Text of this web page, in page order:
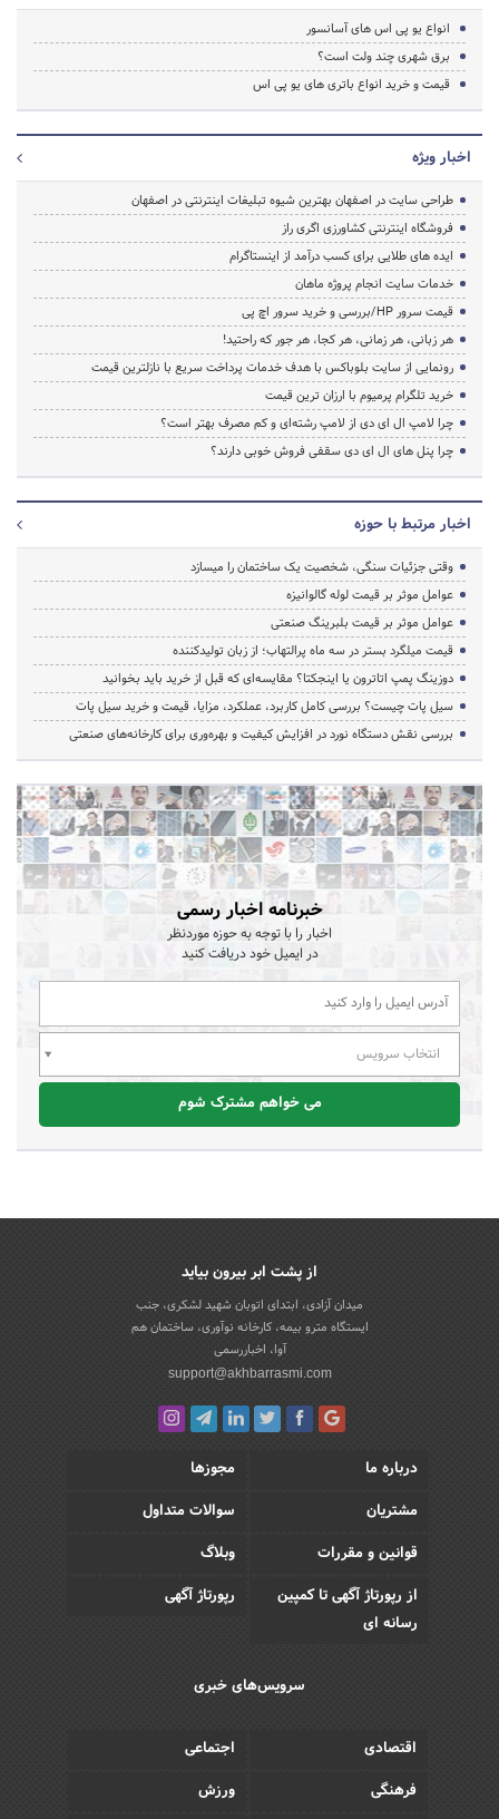
انواع یو پی اس های آسانسور
برق شهری چند ولت است؟
قیمت و خرید انواع باتری های یو پی اس
اخبار ویژه
طراحی سایت در اصفهان بهترین شیوه تبلیغات اینترنتی در اصفهان
فروشگاه اینترنتی کشاورزی اگری راز
ایده های طلایی برای کسب درآمد از اینستاگرام
خدمات سایت انجام پروژه ماهان
قیمت سرور HP/بررسی و خرید سرور اچ پی
هر زبانی، هر زمانی، هر کجا، هر جور که راحتید!
رونمایی از سایت بلوباکس با هدف خدمات پرداخت سریع با نازلترین قیمت
خرید تلگرام پرمیوم با ارزان ترین قیمت
چرا لامپ ال ای دی از لامپ رشته‌ای و کم مصرف بهتر است؟
چرا پنل های ال ای دی سقفی فروش خوبی دارند؟
اخبار مرتبط با حوزه
وقتی جزئیات سنگی، شخصیت یک ساختمان را میسازد
عوامل موثر بر قیمت لوله گالوانیزه
عوامل موثر بر قیمت بلبرینگ صنعتی
قیمت میلگرد بستر در سه ماه پرالتهاب؛ از زبان تولیدکننده
دوزینگ پمپ اتاترون یا اینجکتا؟ مقایسه‌ای که قبل از خرید باید بخوانید
سیل پات چیست؟ بررسی کامل کاربرد، عملکرد، مزایا، قیمت و خرید سیل پات
بررسی نقش دستگاه نورد در افزایش کیفیت و بهره‌وری برای کارخانه‌های صنعتی
خبرنامه اخبار رسمی
اخبار را با توجه به حوزه موردنظر
در ایمیل خود دریافت کنید
انتخاب سرویس
می خواهم مشترک شوم
از پشت ابر بیرون بیاید
میدان آزادی، ابتدای اتوبان شهید لشکری، جنب
ایستگاه مترو بیمه، کارخانه نوآوری، ساختمان هم
آوا، اخباررسمی
support@akhbarrasmi.com
درباره ما
مجوزها
مشتریان
سوالات متداول
قوانین و مقررات
وبلاگ
از رپورتاژ آگهی تا کمپین
رسانه ای
رپورتاژ آگهی
سرویس‌های خبری
اقتصادی
اجتماعی
فرهنگی
ورزش